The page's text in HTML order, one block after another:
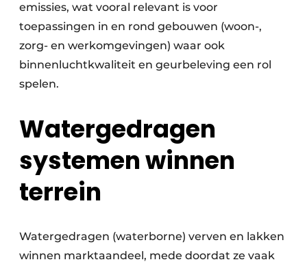
emissies, wat vooral relevant is voor
toepassingen in en rond gebouwen (woon-,
zorg- en werkomgevingen) waar ook
binnenluchtkwaliteit en geurbeleving een rol
spelen.
Watergedragen
systemen winnen
terrein
Watergedragen (waterborne) verven en lakken
winnen marktaandeel, mede doordat ze vaak